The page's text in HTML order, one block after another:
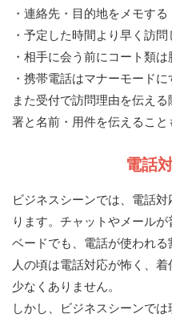
・連絡先・目的地をメモする
・予定した時間より早く訪問
・相手に会う前にコート類は
・携帯電話はマナーモードに
また受付で訪問理由を伝え
署と名前・用件を伝えること
電話
ビジネスシーンでは、電話
ります。チャットやメール
ベードでも、電話が使われ
人の頃は電話対応が怖く、
少なくありません。
しかし、ビジネスシーンで